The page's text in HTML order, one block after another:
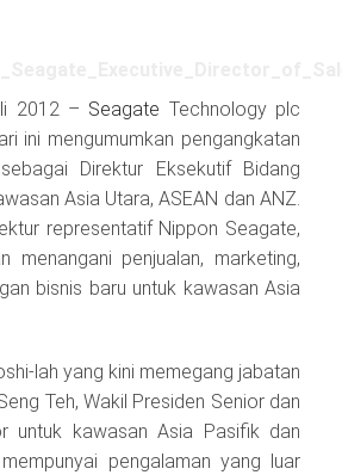
2012 – Seagate Technology plc
ini mengumumkan pengangkatan
Direktur Eksekutif Bidang
Asia Utara, ASEAN dan ANZ.
representatif Nippon Seagate,
menangani penjualan, marketing,
bisnis baru untuk kawasan Asia
lah yang kini memegang jabatan
Teh, Wakil Presiden Senior dan
untuk kawasan Asia Pasifik dan
pengalaman yang luar